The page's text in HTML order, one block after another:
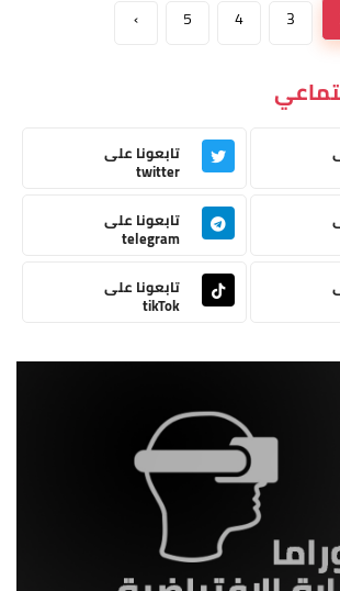
3
4
5
›
تابعونا على
twitter
تابعونا على
telegram
تابعونا على
tikTok